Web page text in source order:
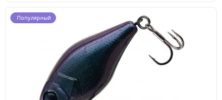
Популярный